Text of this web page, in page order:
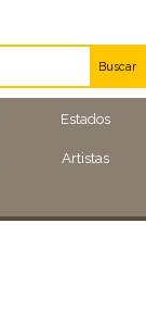
Estados
Artistas
Buscar
Artistas
Eventos